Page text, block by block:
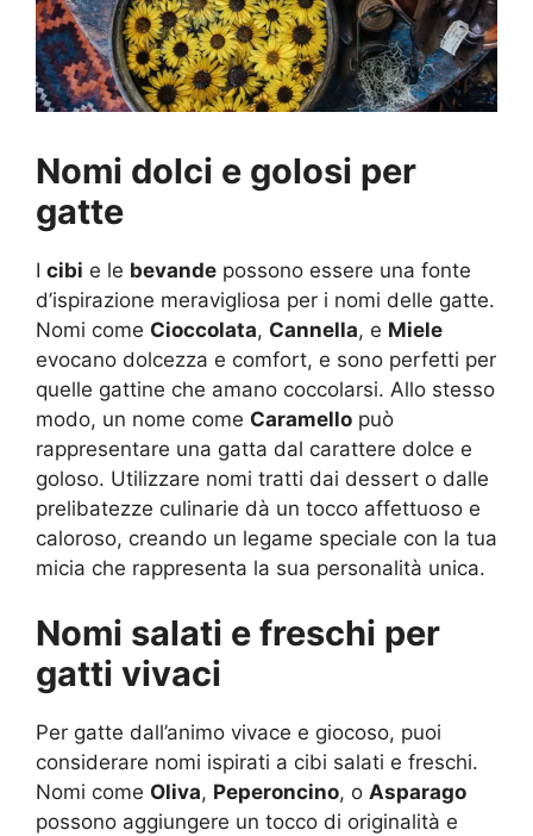
Nomi dolci e golosi per
gatte
I cibi e le bevande possono essere una fonte
d’ispirazione meravigliosa per i nomi delle gatte.
Nomi come Cioccolata, Cannella, e Miele
evocano dolcezza e comfort, e sono perfetti per
quelle gattine che amano coccolarsi. Allo stesso
modo, un nome come Caramello può
rappresentare una gatta dal carattere dolce e
goloso. Utilizzare nomi tratti dai dessert o dalle
prelibatezze culinarie dà un tocco affettuoso e
caloroso, creando un legame speciale con la tua
micia che rappresenta la sua personalità unica.
Nomi salati e freschi per
gatti vivaci
Per gatte dall’animo vivace e giocoso, puoi
considerare nomi ispirati a cibi salati e freschi.
Nomi come Oliva, Peperoncino, o Asparago
possono aggiungere un tocco di originalità e